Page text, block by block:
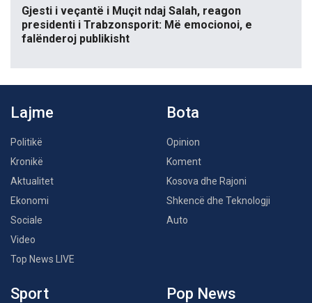
Gjesti i veçantë i Muçit ndaj Salah, reagon
presidenti i Trabzonsporit: Më emocionoi, e
falënderoj publikisht
Lajme
Politikë
Kronikë
Aktualitet
Ekonomi
Sociale
Video
Top News LIVE
Bota
Opinion
Koment
Kosova dhe Rajoni
Shkencë dhe Teknologji
Auto
Sport Pop News